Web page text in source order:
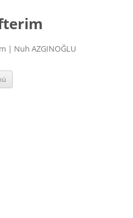
| Nuh AZGINOĞLU